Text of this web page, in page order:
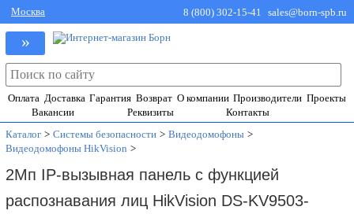
Москва 8 (800) 302-15-41 sales@born-spb.ru
»
Оплата Доставка Гарантия Возврат О компании Производители Проекты
Вакансии
Реквизиты
Контакты
Каталог > Системы безопасности > Видеодомофоны >
Видеодомофоны HikVision >
2Мп IP-вызывная панель с функцией
распознавания лиц HikVision DS-KV9503-